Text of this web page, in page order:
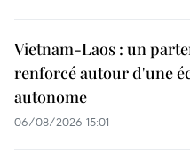
Vietnam-Laos : un
renforcé autour d'une
autonome
06/08/2026 15:01